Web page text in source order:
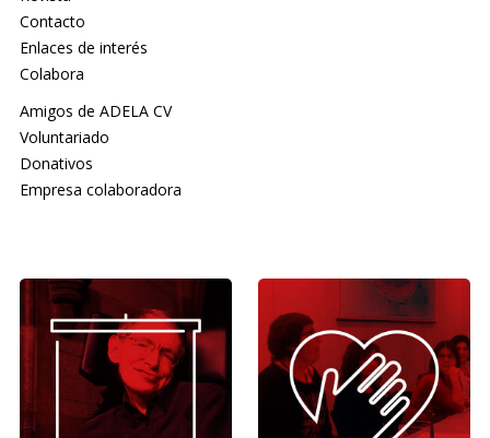
Contacto
Enlaces de interés
Colabora
Amigos de ADELA CV
Voluntariado
Donativos
Empresa colaboradora